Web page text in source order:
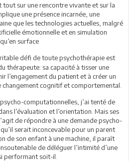
sur une rencontre vivante et sur la
une présence incarnée, une
que les technologies actuelles, malgré
émotionnelle et en simulation
surface
défi de toute psychothérapie est
thérapeute: sa capacité à tisser une
l’engagement du patient et à créer un
changement cognitif et comportemental.
computationnelles, j’ai tenté de
l’évaluation et l’orientation. Mais ses
de répondre à une demande psycho-
serait inconcevable pour un parent
de son enfant à une machine, il paraît
de déléguer l’intimité d’une
performant soit-il.